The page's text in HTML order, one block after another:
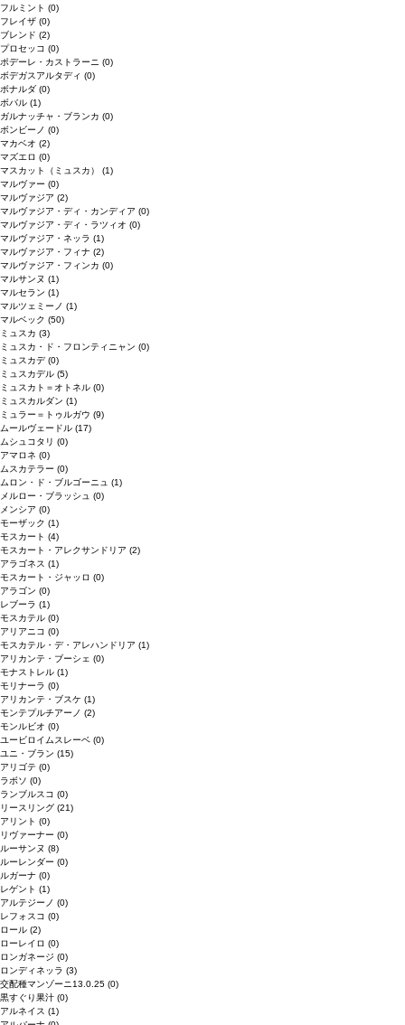
フルミント (0)
フレイザ (0)
ブレンド (2)
プロセッコ (0)
ポデーレ・カストラーニ (0)
ボデガスアルタディ (0)
ボナルダ (0)
ボバル (1)
ガルナッチャ・ブランカ (0)
ボンビーノ (0)
マカベオ (2)
マズエロ (0)
マスカット（ミュスカ） (1)
マルヴァー (0)
マルヴァジア (2)
マルヴァジア・ディ・カンディア (0)
マルヴァジア・ディ・ラツィオ (0)
マルヴァジア・ネッラ (1)
マルヴァジア・フィナ (2)
マルヴァジア・フィンカ (0)
マルサンヌ (1)
マルセラン (1)
マルツェミーノ (1)
マルベック (50)
ミュスカ (3)
ミュスカ・ド・フロンティニャン (0)
ミュスカデ(0)
ミュスカデル (5)
ミュスカト＝オトネル (0)
ミュスカルダン (1)
ミュラー＝トゥルガウ (9)
ムールヴェードル (17)
ムシュコタリ (0)
アマロネ (0)
ムスカテラー (0)
ムロン・ド・ブルゴーニュ (1)
メルロー・ブラッシュ (0)
メンシア (0)
モーザック (1)
モスカート (4)
モスカート・アレクサンドリア (2)
アラゴネス (1)
モスカート・ジャッロ (0)
アラゴン (0)
レブーラ (1)
モスカテル (0)
アリアニコ (0)
モスカテル・デ・アレハンドリア (1)
アリカンテ・ブーシェ (0)
モナストレル (1)
モリナーラ (0)
アリカンテ・ブスケ (1)
モンテプルチアーノ (2)
モンルビオ (0)
ユービロイムスレーベ (0)
ユニ・ブラン (15)
アリゴテ (0)
ラボソ (0)
ランブルスコ (0)
リースリング (21)
アリント (0)
リヴァーナー (0)
ルーサンヌ (8)
ルーレンダー (0)
ルガーナ (0)
レゲント (1)
アルテジーノ (0)
レフォスコ (0)
ロール (2)
ローレイロ (0)
ロンガネージ (0)
ロンディネッラ (3)
交配種マンゾーニ13.0.25 (0)
黒すぐり果汁 (0)
アルネイス (1)